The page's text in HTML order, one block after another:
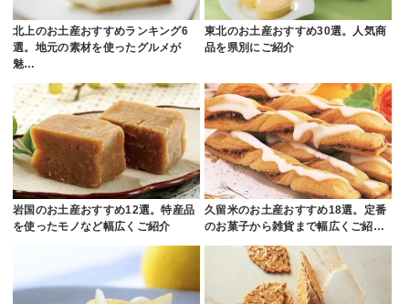
北上のお土産おすすめランキング6
選。地元の素材を使ったグルメが
魅…
東北のお土産おすすめ30選。人気商
品を県別にご紹介
岩国のお土産おすすめ12選。特産品
を使ったモノなど幅広くご紹介
久留米のお土産おすすめ18選。定番
のお菓子から雑貨まで幅広くご紹…